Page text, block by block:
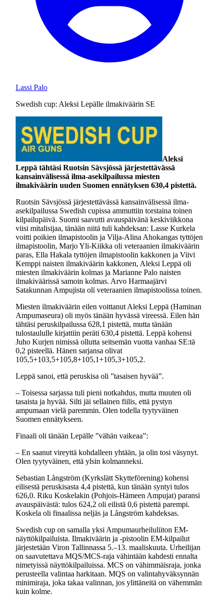
Lassi Palo
Swedish cup: Aleksi Lepälle ilmakiväärin SE
Aleksi
Leppä tähtäsi Ruotsin Sävsjössä järjestettävässä
kansainvälisessä ilma-asekilpailussa miesten
ilmakiväärin uuden Suomen ennätyksen 630,4 pistettä.
Ruotsin Sävsjössä järjestettävässä kansainvälisessä ilma-
asekilpailussa Swedish cupissa ammuttiin torstaina toinen
kilpailupäivä. Suomi saavutti avauspäivänä keskiviikkona
viisi mitalisijaa, tänään niitä tuli kahdeksan: Lasse Kurkela
voitti poikien ilmapistoolin ja Vilja-Alina Ahokangas tyttöjen
ilmapistoolin, Marjo Yli-Kiikka oli veteraanien ilmakiväärin
paras, Ella Hakala tyttöjen ilmapistoolin kakkonen ja Viivi
Kemppi naisten ilmakiväärin kakkonen, Aleksi Leppä oli
miesten ilmakiväärin kolmas ja Marianne Palo naisten
ilmakiväärissä samoin kolmas. Arvo Harmaajärvi
Satakunnan Ampujista oli veteraanien ilmapistoolissa toinen.
Miesten ilmakiväärin eilen voittanut Aleksi Leppä (Haminan
Ampumaseura) oli myös tänään hyvässä vireessä. Eilen hän
tähtäsi peruskilpailussa 628,1 pistettä, mutta tänään
tulostaululle kirjattiin peräti 630,4 pistettä. Leppä kohensi
Juho Kurjen nimissä ollutta seitsemän vuotta vanhaa SE:tä
0,2 pisteellä. Hänen sarjansa olivat
105,5+103,5+105,8+105,1+105,3+105,2.
Leppä sanoi, että peruskisa oli ”tasaisen hyvää”.
– Toisessa sarjassa tuli pieni notkahdus, mutta muuten oli
tasaista ja hyvää. Silti jäi sellainen fiilis, että pystyn
ampumaan vielä paremmin. Olen todella tyytyväinen
Suomen ennätykseen.
Finaali oli tänään Lepälle ”vähän vaikeaa”:
– En saanut vireyttä kohdalleen yhtään, ja olin tosi väsynyt.
Olen tyytyväinen, että ylsin kolmanneksi.
Sebastian Långström (Kyrkslätt Skytteförening) kohensi
eilisestä peruskisasta 4,4 pistettä, kun tänään syntyi tulos
626,0. Riku Koskelakin (Pohjois-Hämeen Ampujat) paransi
avauspäivästä: tulos 624,2 oli eilistä 0,6 pistettä parempi.
Koskela oli finaalissa neljäs ja Långström kahdeksas.
Swedish cup on samalla yksi Ampumaurheiluliiton EM-
näyttökilpailuista. Ilmakiväärin ja -pistoolin EM-kilpailut
järjestetään Viron Tallinnassa 5.–13. maaliskuuta. Urheilijan
on saavutettava MQS/MCS-raja vähintään kahdesti ennalta
nimetyissä näyttökilpailuissa. MCS on vähimmäisraja, jonka
perusteella valintaa harkitaan. MQS on valintahyväksynnän
minimiraja, joka takaa valinnan, jos ylittäneitä on vähemmän
kuin kolme.